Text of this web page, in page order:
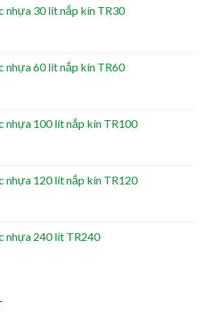
nhựa 30 lít nắp kín TR30
nhựa 60 lít nắp kín TR60
nhựa 100 lít nắp kín TR100
nhựa 120 lít nắp kín TR120
nhựa 240 lít TR240